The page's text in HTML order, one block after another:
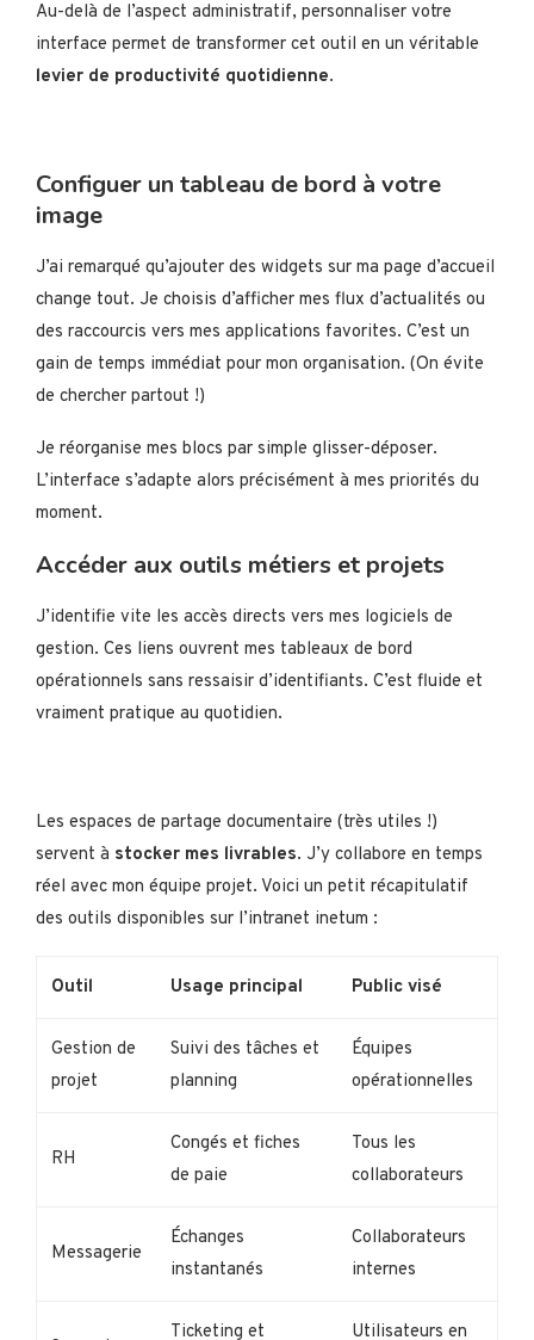
Au-delà de l’aspect administratif, personnaliser votre
interface permet de transformer cet outil en un véritable
levier de productivité quotidienne.
Configuer un tableau de bord à votre
image
J’ai remarqué qu’ajouter des widgets sur ma page d’accueil
change tout. Je choisis d’afficher mes flux d’actualités ou
des raccourcis vers mes applications favorites. C’est un
gain de temps immédiat pour mon organisation. (On évite
de chercher partout !)
Je réorganise mes blocs par simple glisser-déposer.
L’interface s’adapte alors précisément à mes priorités du
moment.
Accéder aux outils métiers et projets
J’identifie vite les accès directs vers mes logiciels de
gestion. Ces liens ouvrent mes tableaux de bord
opérationnels sans ressaisir d’identifiants. C’est fluide et
vraiment pratique au quotidien.
Les espaces de partage documentaire (très utiles !)
servent à stocker mes livrables. J’y collabore en temps
réel avec mon équipe projet. Voici un petit récapitulatif
des outils disponibles sur l’intranet inetum :
Outil Usage principal Public visé
Gestion de
projet
Suivi des tâches et
planning
Équipes
opérationnelles
RH
Congés et fiches
de paie
Tous les
collaborateurs
Messagerie
Échanges
instantanés
Collaborateurs
internes
Ticketing et
Utilisateurs en